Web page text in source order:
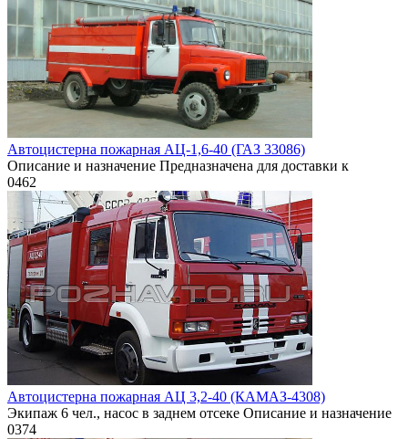
Автоцистерна пожарная АЦ-1,6-40 (ГАЗ 33086)
Описание и назначение Предназначена для доставки к
0462
Автоцистерна пожарная АЦ 3,2-40 (КАМАЗ-4308)
Экипаж 6 чел., насос в заднем отсеке Описание и назначение
0374